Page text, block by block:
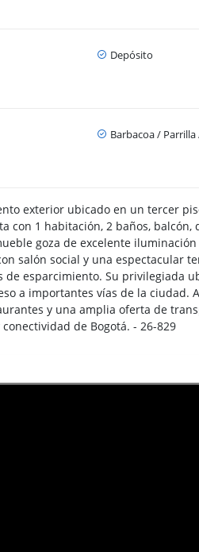
Depósito
Barbacoa /
exterior ubicado en un tercer
con 1 habitación, 2 baños,
goza de excelente
salón social y una espectacular
esparcimiento. Su privilegiada
a importantes vías de la ciudad.
y una amplia oferta de
de Bogotá. - 26-829